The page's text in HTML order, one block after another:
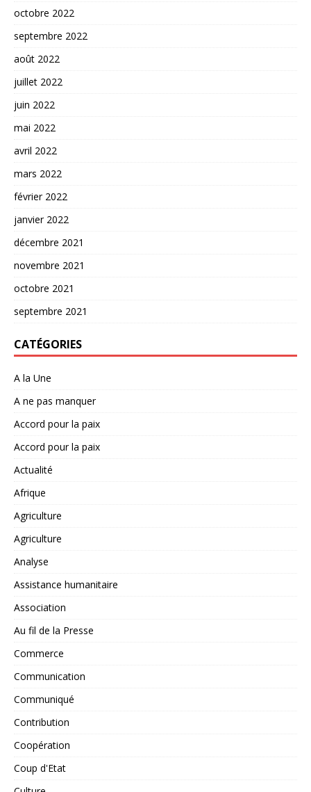
octobre 2022
septembre 2022
août 2022
juillet 2022
juin 2022
mai 2022
avril 2022
mars 2022
février 2022
janvier 2022
décembre 2021
novembre 2021
octobre 2021
septembre 2021
CATÉGORIES
A la Une
A ne pas manquer
Accord pour la paix
Accord pour la paix
Actualité
Afrique
Agriculture
Agriculture
Analyse
Assistance humanitaire
Association
Au fil de la Presse
Commerce
Communication
Communiqué
Contribution
Coopération
Coup d'Etat